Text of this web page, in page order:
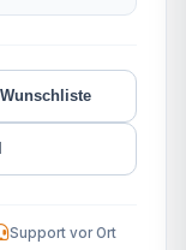
Support vor Ort